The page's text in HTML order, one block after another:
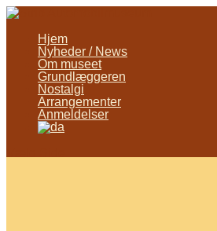
Hjem
Nyheder / News
Om museet
Grundlæggeren
Nostalgi
Arrangementer
Anmeldelser